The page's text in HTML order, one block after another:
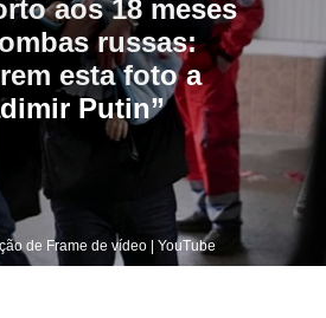
aos 18 meses
russas:
esta foto a
Putin”
de Frame de vídeo | YouTube